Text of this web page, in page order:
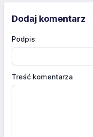
Dodaj komentarz
Podpis
Treść komentarza